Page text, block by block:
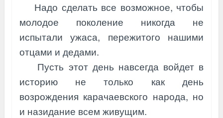
Надо сделать все возможное, чтобы
молодое поколение никогда не
испытали ужаса, пережитого нашими
отцами и дедами.
Пусть этот день навсегда войдет в
историю не только как день
возрождения карачаевского народа, но
и назидание всем живущим.